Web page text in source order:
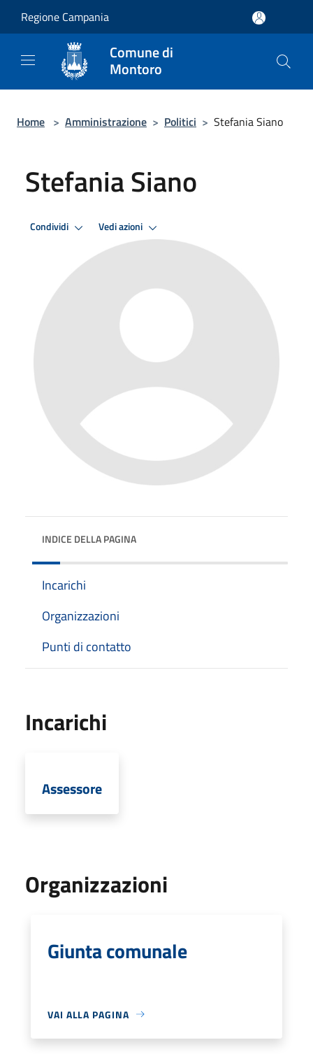
Regione Campania
Comune di
Montoro
Home > Amministrazione > Politici > Stefania Siano
Stefania Siano
Condividi Vedi azioni
INDICE DELLA PAGINA
Incarichi
Organizzazioni
Punti di contatto
Incarichi
Assessore
Organizzazioni
Giunta comunale
VAI ALLA PAGINA